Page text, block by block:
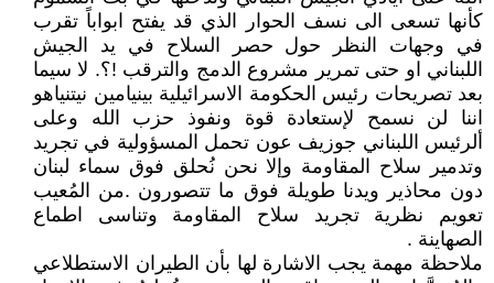
كأنها تسعى الى نسف الحوار الذي قد يفتح ابواباً تقرب
في وجهات النظر حول حصر السلاح في يد الجيش
اللبناني او حتى تمرير مشروع الدمج والترقب !؟. لا سيما
بعد تصريحات رئيس الحكومة الاسرائيلية بينيامين نيتنياهو
اننا لن نسمح لإستعادة قوة ونفوذ حزب الله وعلى
ألرئيس اللبناني جوزيف عون تحمل المسؤولية في تجريد
وتدمير سلاح المقاومة وإلا نحن نُحلق فوق سماء لبنان
دون محاذير ويدنا طويلة فوق ما تتصورون .من المُعيب
تعويم نظرية تجريد سلاح المقاومة وتناسى اطماع
الصهاينة .
ملاحظة مهمة يجب الاشارة لها بأن الطيران الاستطلاعي